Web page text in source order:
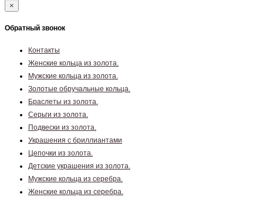
×
Обратный звонок
Контакты
Женские кольца из золота.
Мужские кольца из золота.
Золотые обручальные кольца.
Браслеты из золота.
Серьги из золота.
Подвески из золота.
Украшения с бриллиантами
Цепочки из золота.
Детские украшения из золота.
Мужские кольца из серебра.
Женские кольца из серебра.